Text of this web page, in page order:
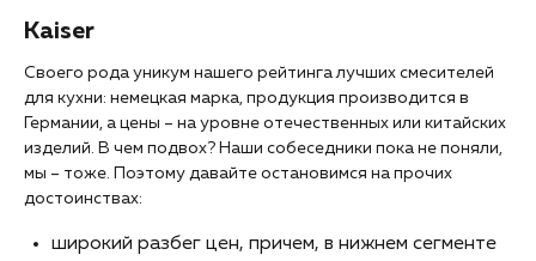
Kaiser
Своего рода уникум нашего рейтинга лучших смесителей
для кухни: немецкая марка, продукция производится в
Германии, а цены – на уровне отечественных или китайских
изделий. В чем подвох? Наши собеседники пока не поняли,
мы – тоже. Поэтому давайте остановимся на прочих
достоинствах:
широкий разбег цен, причем, в нижнем сегменте